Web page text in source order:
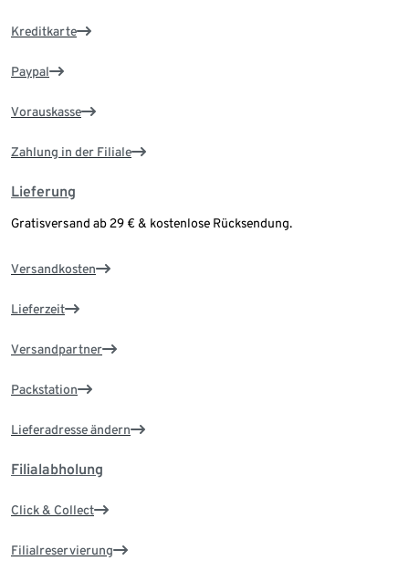
Kreditkarte
Paypal
Vorauskasse
Zahlung in der Filiale
Lieferung
Gratisversand ab 29 € & kostenlose Rücksendung.
Versandkosten
Lieferzeit
Versandpartner
Packstation
Lieferadresse ändern
Filialabholung
Click & Collect
Filialreservierung